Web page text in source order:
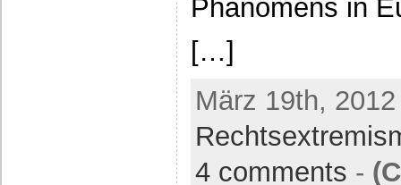
Phänomens in
[…]
März 19th,
4 comments -